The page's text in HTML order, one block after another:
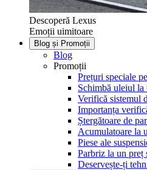
Descoperă Lexus
Emoții uimitoare
Blog și Promoții
Blog
Promoții
Prețuri speciale
Schimbă uleiul la
Verifică sistemul
Importanța
Ștergătoare de
Acumulatoare la
Piese ale
Parbriz la un preț
Deservește-ți